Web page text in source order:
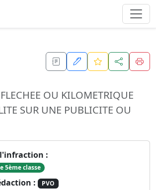
OU KILOMETRIQUE
SUR UNE PUBLICITE OU
:
5ème classe
: PVO